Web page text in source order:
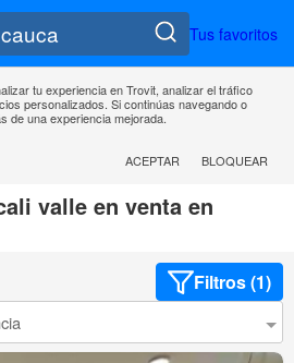
Tus favoritos
tu experiencia en Trovit, analizar el tráfico
personalizados. Si continúas navegando o
de una experiencia mejorada.
ACEPTAR
BLOQUEAR
valle en venta en
Filtros (1)